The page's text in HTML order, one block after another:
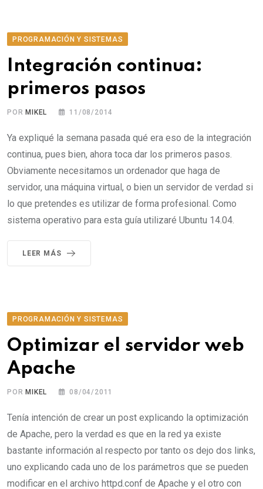
PROGRAMACIÓN Y SISTEMAS
Integración continua:
primeros pasos
PORMIKEL 11/08/2014
Ya expliqué la semana pasada qué era eso de la integración
continua, pues bien, ahora toca dar los primeros pasos.
Obviamente necesitamos un ordenador que haga de
servidor, una máquina virtual, o bien un servidor de verdad si
lo que pretendes es utilizar de forma profesional. Como
sistema operativo para esta guía utilizaré Ubuntu 14.04.
LEER MÁS
PROGRAMACIÓN Y SISTEMAS
Optimizar el servidor web
Apache
PORMIKEL 08/04/2011
Tenía intención de crear un post explicando la optimización
de Apache, pero la verdad es que en la red ya existe
bastante información al respecto por tanto os dejo dos links,
uno explicando cada uno de los parámetros que se pueden
modificar en el archivo httpd.conf de Apache y el otro con